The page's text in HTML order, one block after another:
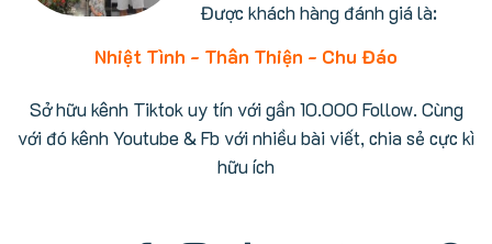
Được khách hàng đánh giá là:
Nhiệt Tình - Thân Thiện - Chu Đáo
Sở hữu kênh Tiktok uy tín với gần 10.000 Follow. Cùng
với đó kênh Youtube & Fb với nhiều bài viết, chia sẻ cực kì
hữu ích